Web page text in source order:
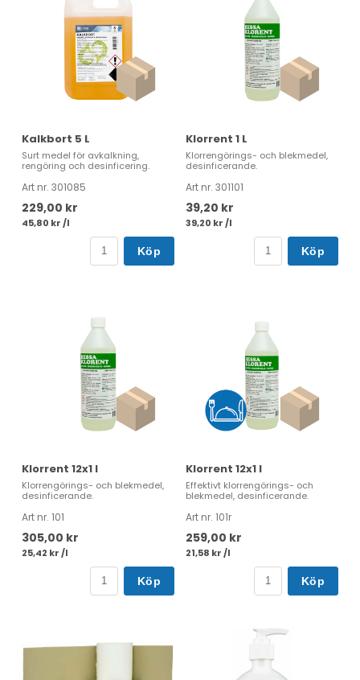
Kalkbort 5 L
Surt medel för avkalkning,
rengöring och desinficering.
Art nr. 301085
229,00 kr
45,80 kr /l
Köp
Klorrent 1 L
Klorrengörings- och blekmedel,
desinficerande.
Art nr. 301101
39,20 kr
39,20 kr /l
Köp
Klorrent 12x1 l
Klorrengörings- och blekmedel,
desinficerande.
Art nr. 101
305,00 kr
25,42 kr /l
Köp
Klorrent 12x1 l
Effektivt klorrengörings- och
blekmedel, desinficerande.
Art nr. 101r
259,00 kr
21,58 kr /l
Köp